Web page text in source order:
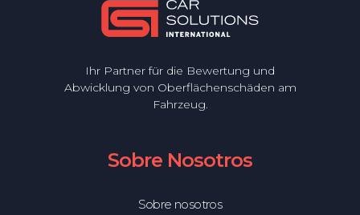
Ihr Partner für die Bewertung und
Abwicklung von Oberflächenschäden am
Fahrzeug.
Sobre Nosotros
Sobre nosotros